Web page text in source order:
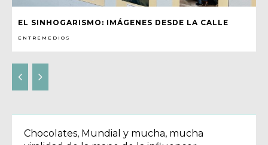
EL SINHOGARISMO: IMÁGENES DESDE LA CALLE
ENTREMEDIOS
Chocolates, Mundial y mucha, mucha